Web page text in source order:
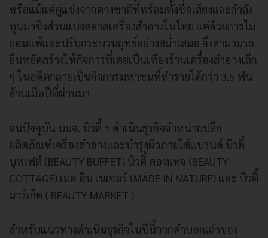
หรือแม้แต่คู่แข่งจากต่างชาติที่พร้อมทั้งชื่อเสียงและกำลัง
ทุนมาชิงส่วนแบ่งตลาดเครื่องสำอางในไทย แต่ด้วยการไม่
ยอมแพ้และปรับกระบวนยุทธ์อย่างสม่ำเสมอ จึงสามามรถ
ยืนหยัดสร้างให้กิจการที่เคยเป็นเพียงร้านเครื่องสำอางเล็ก
ๆ ในอดีตกลายเป็นกิจการมหาชนที่ทำรายได้กว่า 3.5 พัน
ล้านเมื่อปีที่ผ่านมา
จนปัจจุบัน บมจ. บิวตี้ ฯ ดำเนินธุรกิจจำหน่ายปลีก
ผลิตภัณฑ์เครื่องสำอางและบำรุงผิวภายใต้แบรนด์ บิวตี้
บุฟเฟต์ (BEAUTY BUFFET) บิวตี้ คอทเทจ (BEAUTY
COTTAGE) เมด อิน เนเจอร์ (MADE IN NATURE) และ บิวตี้
มาร์เก็ต ( BEAUTY MARKET )
สำหรับแนวทางดำเนินธุรกิจในปีนี้จากคำบอกเล่าของ